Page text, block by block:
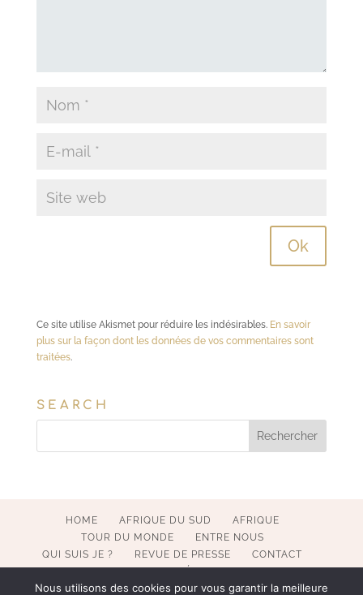
Ce site utilise Akismet pour réduire les indésirables. En savoir
plus sur la façon dont les données de vos commentaires sont
traitées.
SEARCH
HOME AFRIQUE DU SUD
AFRIQUE
TOUR DU MONDE
ENTRE NOUS
QUI SUIS JE ?
REVUE DE PRESSE
CONTACT
Nous utilisons des cookies pour vous garantir la meilleure